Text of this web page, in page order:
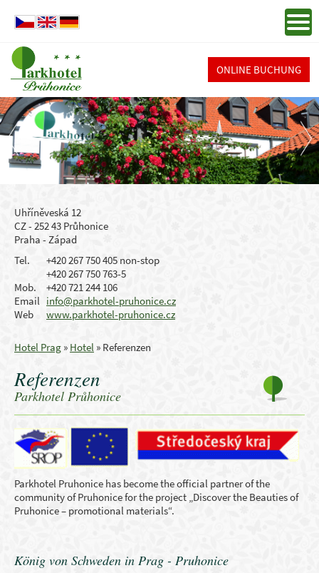
ONLINE BUCHUNG
Uhříněveská 12
CZ - 252 43 Průhonice
Praha - Západ
Tel.
+420 267 750 405 non-stop
+420 267 750 763-5
Mob.
+420 721 244 106
Email info@parkhotel-pruhonice.cz
Web
www.parkhotel-pruhonice.cz
Hotel Prag » Hotel » Referenzen
Referenzen
Parkhotel Průhonice
Parkhotel Pruhonice has become the official partner of the
community of Pruhonice for the project „Discover the Beauties of
Pruhonice – promotional materials“.
König von Schweden in Prag - Pruhonice